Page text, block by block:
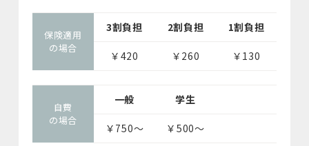
保険適用
の場合
3割負担 2割負担 1割負担
￥420 ￥260 ￥130
自費
の場合
一般 学生
￥750〜 ￥500〜